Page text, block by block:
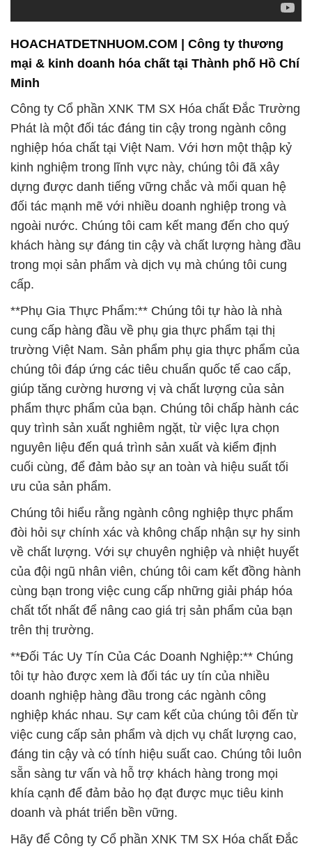
HOACHATDETNHUOM.COM | Công ty thương
mại & kinh doanh hóa chất tại Thành phố Hồ Chí
Minh
Công ty Cổ phần XNK TM SX Hóa chất Đắc Trường
Phát là một đối tác đáng tin cậy trong ngành công
nghiệp hóa chất tại Việt Nam. Với hơn một thập kỷ
kinh nghiệm trong lĩnh vực này, chúng tôi đã xây
dựng được danh tiếng vững chắc và mối quan hệ
đối tác mạnh mẽ với nhiều doanh nghiệp trong và
ngoài nước. Chúng tôi cam kết mang đến cho quý
khách hàng sự đáng tin cậy và chất lượng hàng đầu
trong mọi sản phẩm và dịch vụ mà chúng tôi cung
cấp.
**Phụ Gia Thực Phẩm:** Chúng tôi tự hào là nhà
cung cấp hàng đầu về phụ gia thực phẩm tại thị
trường Việt Nam. Sản phẩm phụ gia thực phẩm của
chúng tôi đáp ứng các tiêu chuẩn quốc tế cao cấp,
giúp tăng cường hương vị và chất lượng của sản
phẩm thực phẩm của bạn. Chúng tôi chấp hành các
quy trình sản xuất nghiêm ngặt, từ việc lựa chọn
nguyên liệu đến quá trình sản xuất và kiểm định
cuối cùng, để đảm bảo sự an toàn và hiệu suất tối
ưu của sản phẩm.
Chúng tôi hiểu rằng ngành công nghiệp thực phẩm
đòi hỏi sự chính xác và không chấp nhận sự hy sinh
về chất lượng. Với sự chuyên nghiệp và nhiệt huyết
của đội ngũ nhân viên, chúng tôi cam kết đồng hành
cùng bạn trong việc cung cấp những giải pháp hóa
chất tốt nhất để nâng cao giá trị sản phẩm của bạn
trên thị trường.
**Đối Tác Uy Tín Của Các Doanh Nghiệp:** Chúng
tôi tự hào được xem là đối tác uy tín của nhiều
doanh nghiệp hàng đầu trong các ngành công
nghiệp khác nhau. Sự cam kết của chúng tôi đến từ
việc cung cấp sản phẩm và dịch vụ chất lượng cao,
đáng tin cậy và có tính hiệu suất cao. Chúng tôi luôn
sẵn sàng tư vấn và hỗ trợ khách hàng trong mọi
khía cạnh để đảm bảo họ đạt được mục tiêu kinh
doanh và phát triển bền vững.
Hãy để Công ty Cổ phần XNK TM SX Hóa chất Đắc